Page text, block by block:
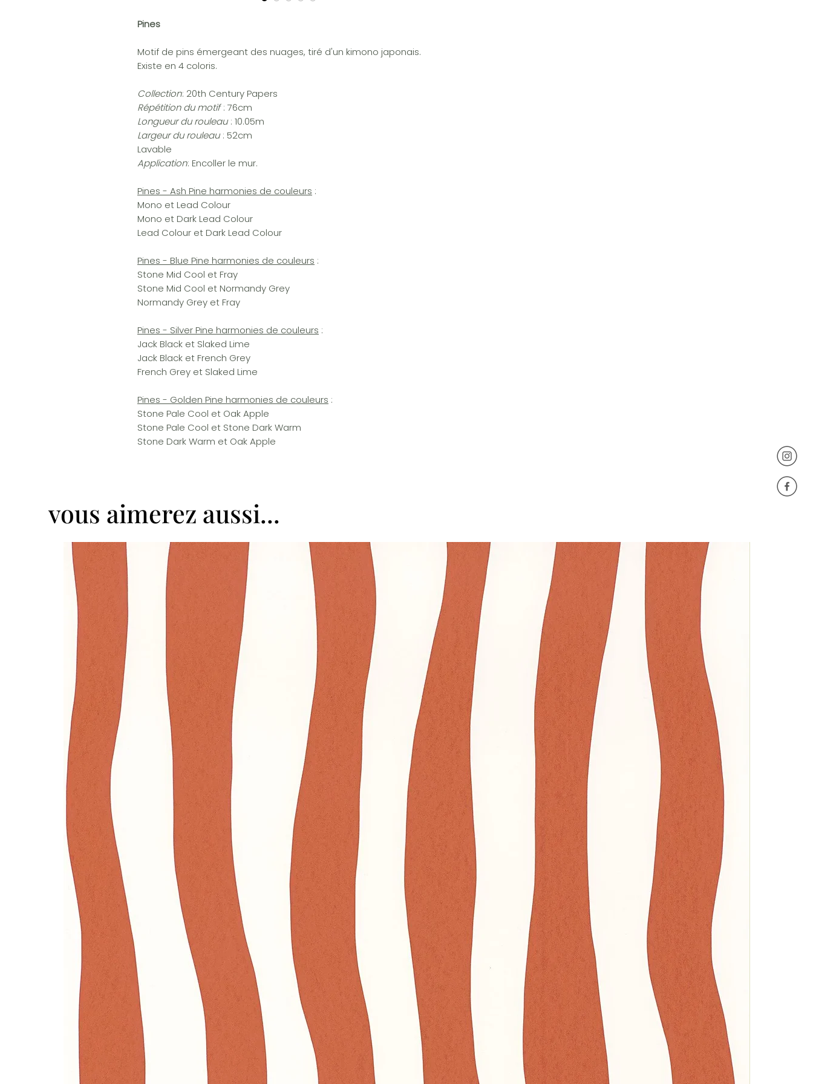
Pines
Motif de pins émergeant des nuages, tiré d'un kimono japonais.
Existe en 4 coloris.
Collection: 20th Century Papers
Répétition du motif: 76cm
Longueur du rouleau: 10.05m
Largeur du rouleau: 52cm
Lavable
Application: Encoller le mur.
Pines - Ash Pine harmonies de couleurs :
Mono et Lead Colour
Mono et Dark Lead Colour
Lead Colour et Dark Lead Colour
Pines - Blue Pine harmonies de couleurs :
Stone Mid Cool et Fray
Stone Mid Cool et Normandy Grey
Normandy Grey et Fray
Pines - Silver Pine harmonies de couleurs :
Jack Black et Slaked Lime
Jack Black et French Grey
French Grey et Slaked Lime
Pines - Golden Pine harmonies de couleurs :
Stone Pale Cool et Oak Apple
Stone Pale Cool et Stone Dark Warm
Stone Dark Warm et Oak Apple
vous aimerez aussi...